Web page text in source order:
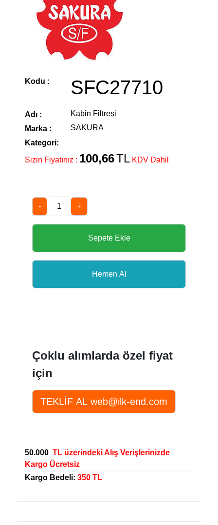
Kodu : SFC27710
Adı :
Kabin Filtresi
Marka :
SAKURA
Kategori:
Sizin Fiyatınız : 100,66TL KDV Dahil
- +
Çoklu alımlarda özel fiyat
için
50.000 TL üzerindeki Alış Verişlerinizde
Kargo Ücretsiz
Kargo Bedeli: 350 TL